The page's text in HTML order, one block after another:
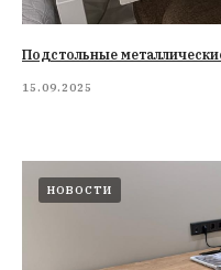
Подстольные
15.09.2025
НОВОСТИ